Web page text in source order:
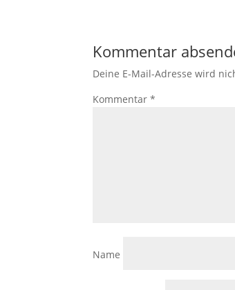
Kommentar
Deine E-Mail-Adresse wird
Kommentar*
Name